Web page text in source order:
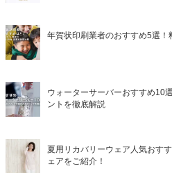
年賀状印刷業者のおすすめ5選！
ウォーターサーバーおすすめ10
ントを徹底解説
夏用リカバリーウェア人気おす
ェアをご紹介！